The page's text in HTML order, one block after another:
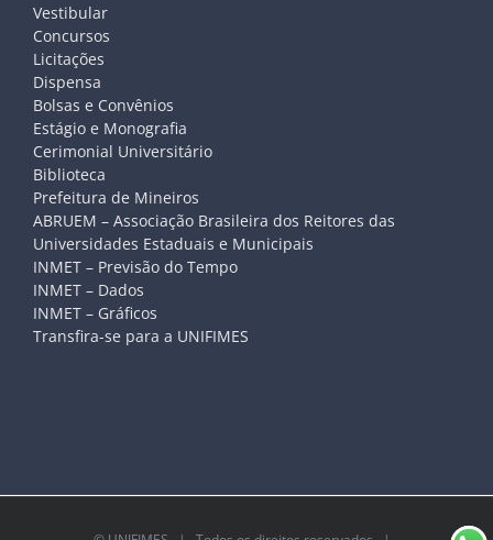
Vestibular
Concursos
Licitações
Dispensa
Bolsas e Convênios
Estágio e Monografia
Cerimonial Universitário
Biblioteca
Prefeitura de Mineiros
ABRUEM – Associação Brasileira dos Reitores das
Universidades Estaduais e Municipais
INMET – Previsão do Tempo
INMET – Dados
INMET – Gráficos
Transfira-se para a UNIFIMES